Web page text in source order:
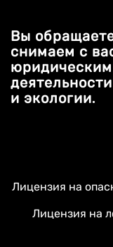
Вы
снимаем с
и экологии.
Лицензия на
Лицензия на